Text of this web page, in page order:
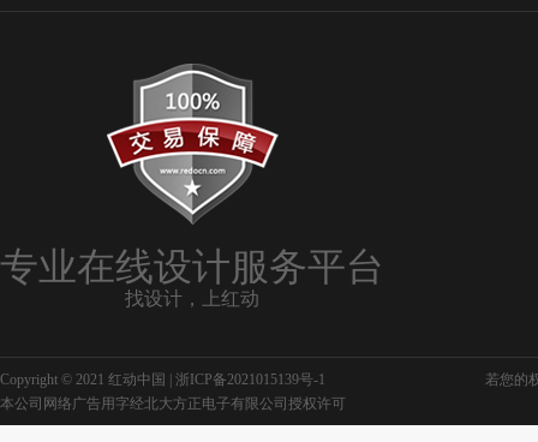
校园消防海报 消防公益海报
安全消防海报
全民消防生命至上海报
校园消防安全知识海报
居民消防安全海报
专业在线设计服务平台
找设计，上红动
Copyright © 2021 红动中国 | 浙ICP备2021015139号-1
若您的
本公司网络广告用字经北大方正电子有限公司授权许可